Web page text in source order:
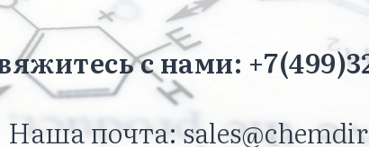
с нами:
Наша почта: